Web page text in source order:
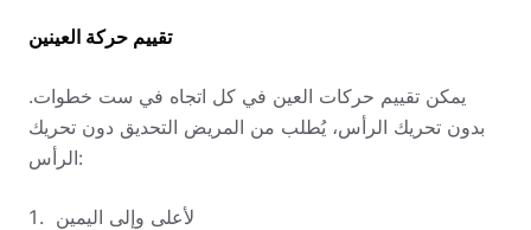
تقييم حركة العينين
يمكن تقييم حركات العين في كل اتجاه في ست خطوات.
بدون تحريك الرأس، يُطلب من المريض التحديق دون تحريك
الرأس:
لأعلى وإلى اليمين